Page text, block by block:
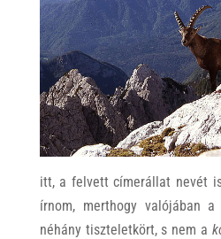
itt, a felvett címerállat nevét
írnom, merthogy valójában
néhány tiszteletkört, s nem a